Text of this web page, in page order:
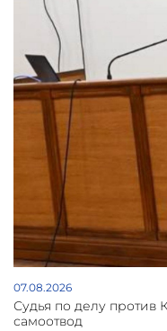
07.08.2026
Судья по делу против
самоотвод